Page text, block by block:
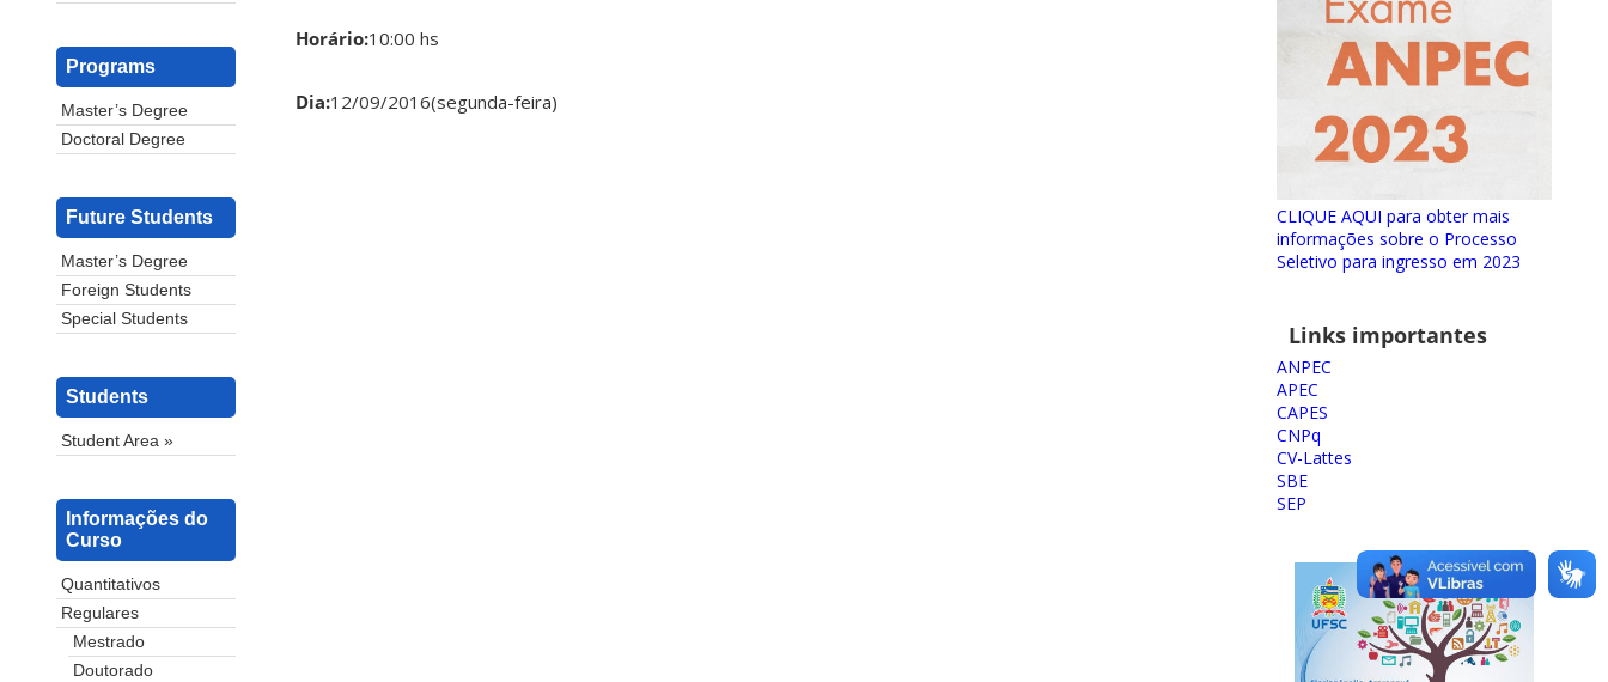
Programs
Master’s Degree
Doctoral Degree
Future Students
Master’s Degree
Foreign Students
Special Students
Students
Student Area »
Informações do
Curso
Quantitativos
Regulares
Mestrado
Doutorado
Horário:10:00 hs
Dia:12/09/2016(segunda-feira)
CLIQUE AQUI para obter mais
informações sobre o Processo
Seletivo para ingresso em 2023
Links importantes
ANPEC
APEC
CAPES
CNPq
CV-Lattes
SBE
SEP